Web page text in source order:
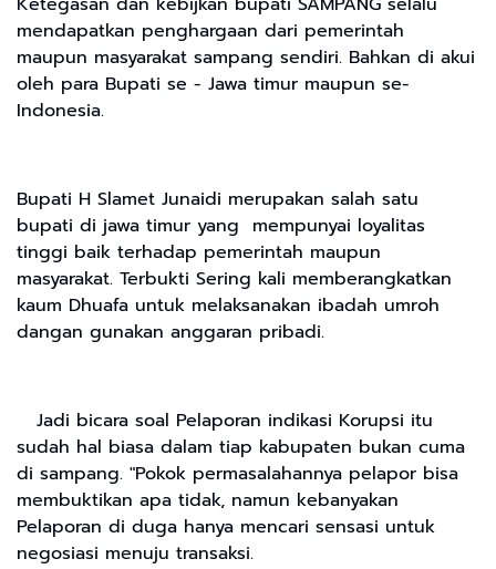
mendapatkan penghargaan dari pemerintah
maupun masyarakat sampang sendiri. Bahkan di akui
oleh para Bupati se - Jawa timur maupun se-
Indonesia.
Bupati H Slamet Junaidi merupakan salah satu
bupati di jawa timur yang mempunyai loyalitas
tinggi baik terhadap pemerintah maupun
masyarakat. Terbukti Sering kali memberangkatkan
kaum Dhuafa untuk melaksanakan ibadah umroh
dangan gunakan anggaran pribadi.
Jadi bicara soal Pelaporan indikasi Korupsi itu
sudah hal biasa dalam tiap kabupaten bukan cuma
di sampang. "Pokok permasalahannya pelapor bisa
membuktikan apa tidak, namun kebanyakan
Pelaporan di duga hanya mencari sensasi untuk
negosiasi menuju transaksi.